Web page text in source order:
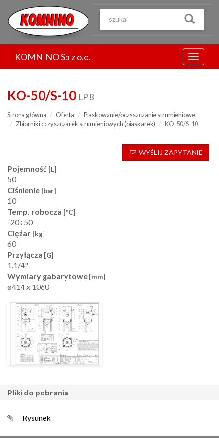
treści
Menu
KOMNINO Sp z o.o.
KO-50/S-10 LP 8
Strona główna Oferta
Piaskowanie/oczyszczanie strumieniowe
Zbiorniki oczyszczarek strumieniowych (piaskarek)
KO-50/S-10
WYŚLIJ ZAPYTANIE
Pojemność [L]
50
Ciśnienie [bar]
10
Temp. robocza [°C]
-20÷50
Ciężar [kg]
60
Przyłącza [G]
1.1/4"
Wymiary gabarytowe [mm]
ø414 x 1060
pliki do pobrania
Rysunek